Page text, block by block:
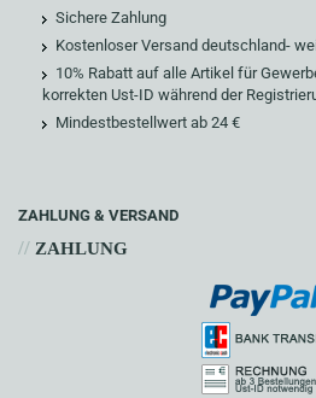
Sichere Zahlung
Kostenloser Versand deutschland-
10% Rabatt auf alle Artikel für
korrekten Ust-ID während der
Mindestbestellwert ab 24 €
ZAHLUNG & VERSAND
// ZAHLUNG